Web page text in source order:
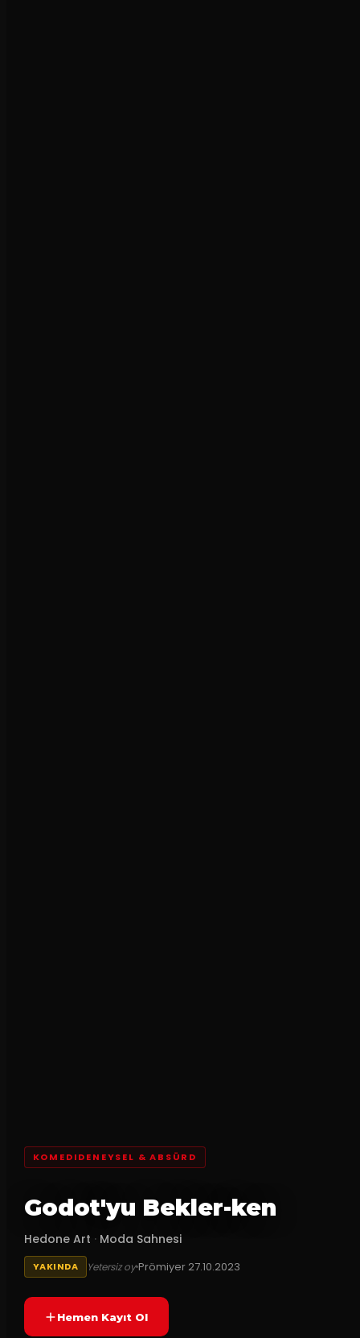
KOMEDIDENEYSEL & ABSÜRD
Godot'yu Bekler-ken
Hedone Art · Moda Sahnesi
YAKINDA Yetersiz oyPrömiyer 27.10.2023
Hemen Kayıt Ol